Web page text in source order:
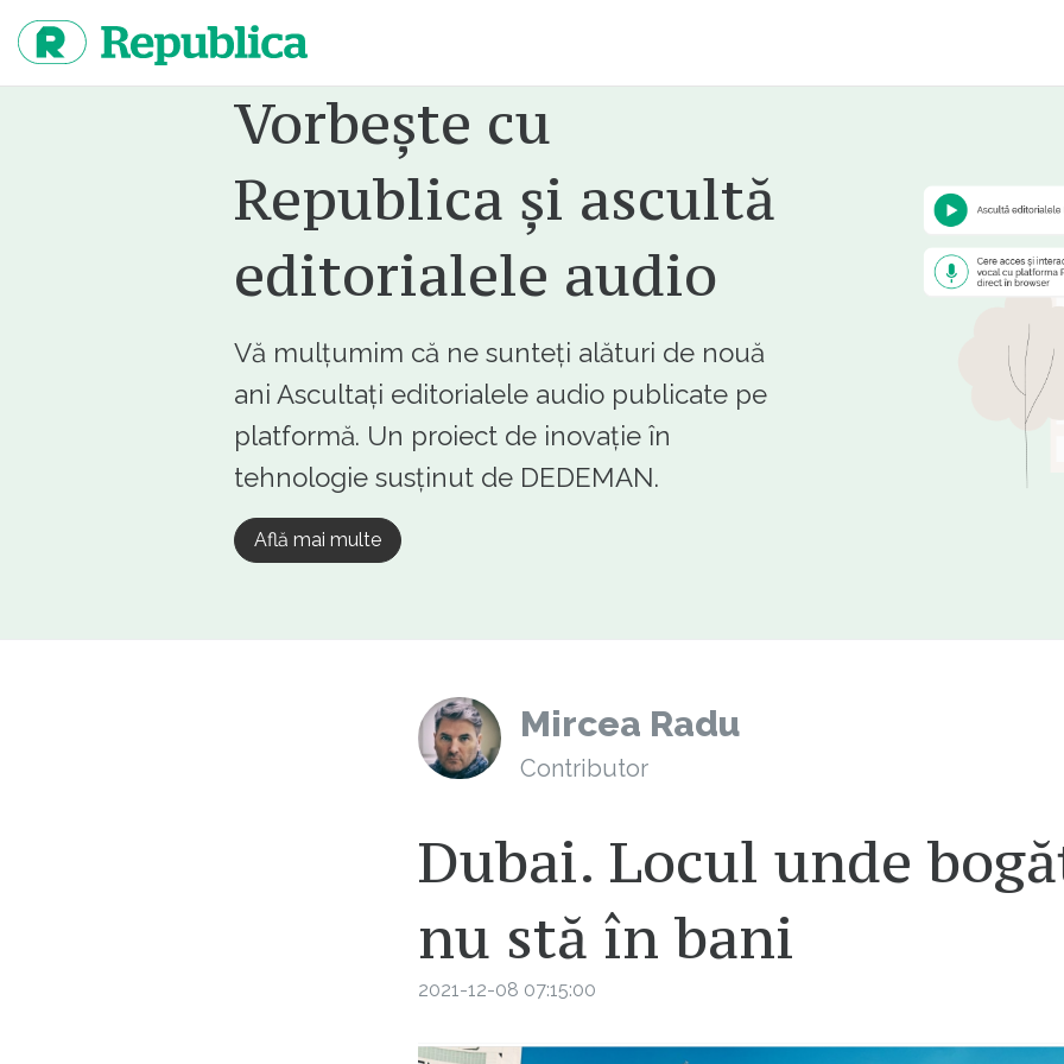
continut
Vorbește cu
Republica și ascultă
editorialele audio
Vă mulțumim că ne sunteți alături de nouă
ani Ascultați editorialele audio publicate pe
platformă. Un proiect de inovație în
tehnologie susținut de DEDEMAN.
Află mai multe
Mircea Radu
Contributor
Dubai. Locul unde
nu stă în bani
2021-12-08 07:15:00